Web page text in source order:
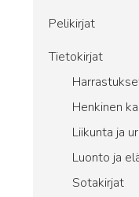
Pelikirjat
Tietokirjat
Henkinen
Liikunta ja
Luonto ja
Sotakirjat